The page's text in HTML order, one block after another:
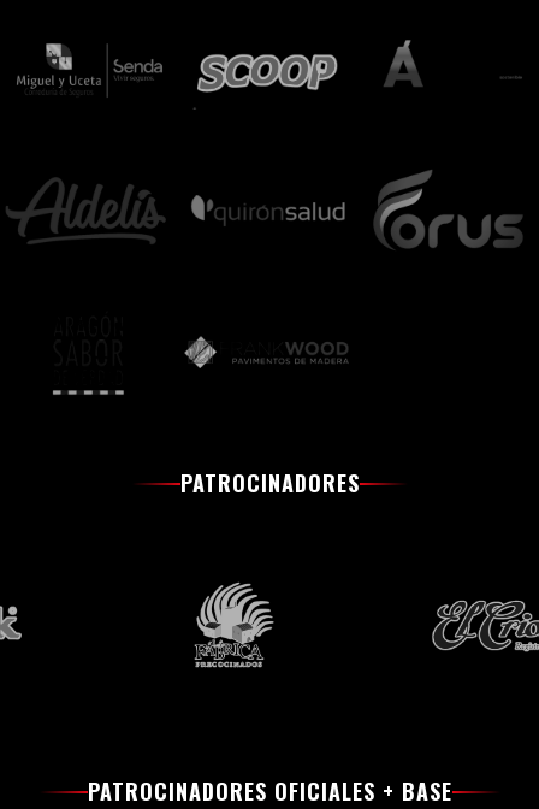
PATROCINADORES
PATROCINADORES OFICIALES + BASE